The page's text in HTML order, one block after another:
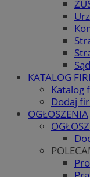
KATALOG
Katalog
Dodaj
OGŁOSZENIA